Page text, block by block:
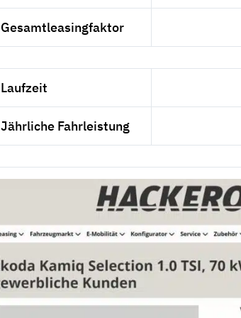
Gesamtleasingfaktor
Laufzeit
Jährliche Fahrleistung